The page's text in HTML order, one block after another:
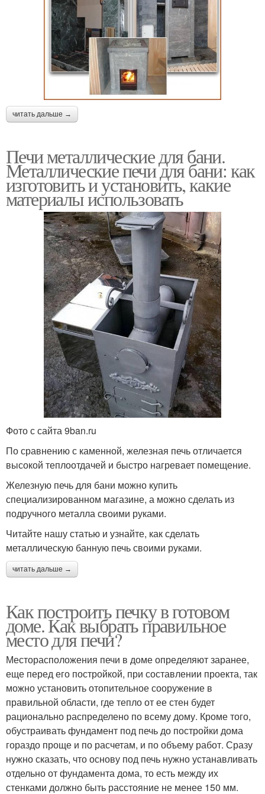
читать дальше →
Печи металлические для бани.
Металлические печи для бани: как
изготовить и установить, какие
материалы использовать
Фото с сайта 9ban.ru
По сравнению с каменной, железная печь отличается
высокой теплоотдачей и быстро нагревает помещение.
Железную печь для бани можно купить
специализированном магазине, а можно сделать из
подручного металла своими руками.
Читайте нашу статью и узнайте, как сделать
металлическую банную печь своими руками.
читать дальше →
Как построить печку в готовом
доме. Как выбрать правильное
место для печи?
Месторасположения печи в доме определяют заранее,
еще перед его постройкой, при составлении проекта, так
можно установить отопительное сооружение в
правильной области, где тепло от ее стен будет
рационально распределено по всему дому. Кроме того,
обустраивать фундамент под печь до постройки дома
гораздо проще и по расчетам, и по объему работ. Сразу
нужно сказать, что основу под печь нужно устанавливать
отдельно от фундамента дома, то есть между их
стенками должно быть расстояние не менее 150 мм.